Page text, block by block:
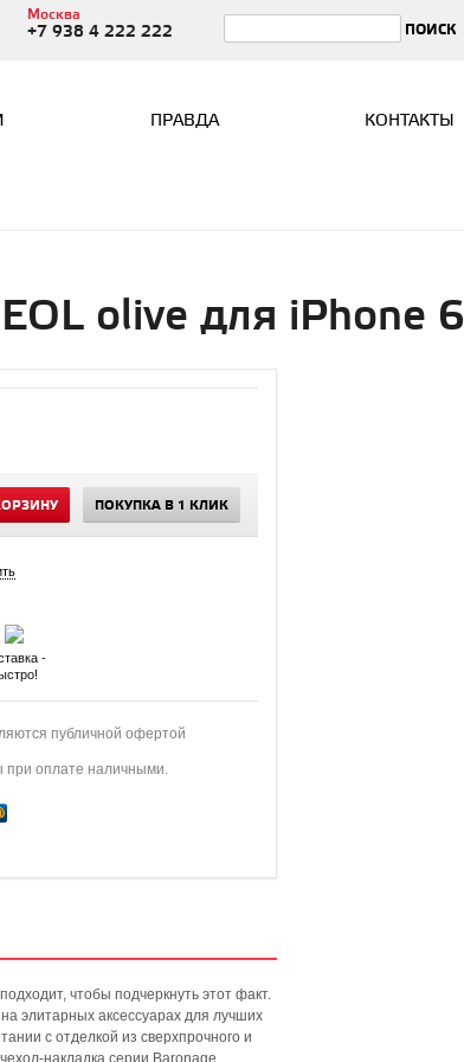
Москва
+7 938 4 222 222
ПРАВДА КОНТАКТЫ
olive для iPhone 6
ПОКУПКА В 1 КЛИК
-
публичной офертой
при оплате наличными.
чтобы подчеркнуть этот факт.
элитарных аксессуарах для лучших
с отделкой из сверхпрочного и
накладка серии Baronage